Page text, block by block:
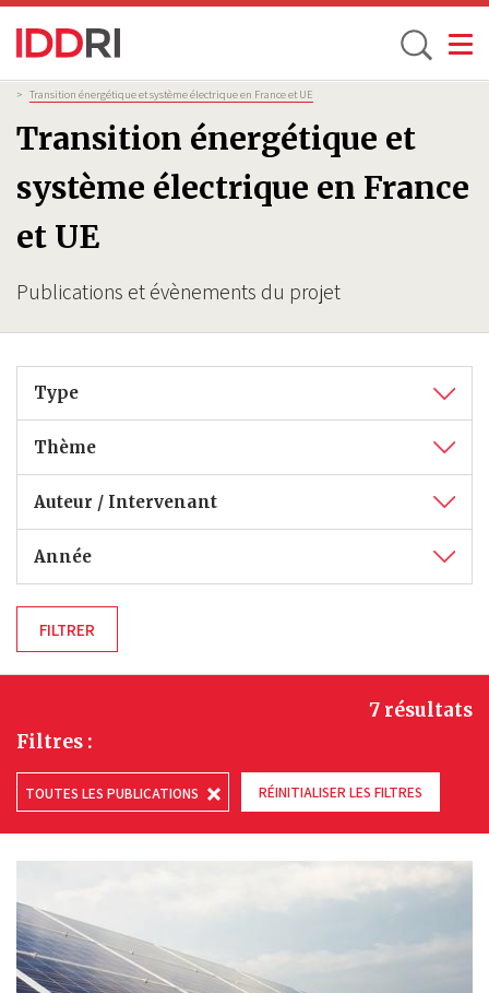
Aller
au
contenu
principal
Toggle
Transition énergétique et
système électrique en France
et UE
Publications et évènements du projet
Fil
d'Ariane
> Transition énergétique et système électrique en France et UE
Type
Thème
Auteur / Intervenant
Année
Filtres :
TOUTES LES PUBLICATIONS RÉINITIALISER LES FILTRES
7 résultats